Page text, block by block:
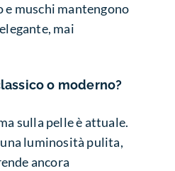
e muschi mantengono
mai
o moderno?
sulla pelle è attuale.
luminosità pulita,
ancora